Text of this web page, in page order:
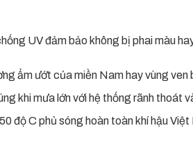
UV đảm bảo không bị phai
ẩm ướt của miền Nam hay vùng
khi mưa lớn với hệ thống rãnh
độ C phủ sóng hoàn toàn khí hậu